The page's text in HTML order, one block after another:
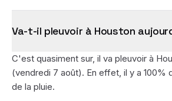
Va-t-il pleuvoir à Houston
C'est quasiment sur, il va pleuvoir à
(vendredi 7 août). En effet, il y a 100%
de la pluie.